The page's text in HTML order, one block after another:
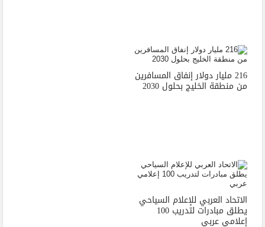
216 مليار دولار إنفاق المسافرين
من منطقة الخليج بحلول 2030
الاتحاد العربي للإعلام السياحي
يطلق مبادرات لتدريب 100
إعلامي عربي